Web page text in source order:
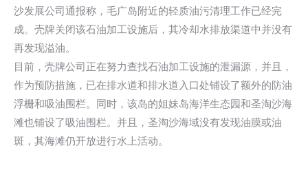
沙发展公司通报称，毛广岛附近的轻质油污清理工作已经完
成。壳牌关闭该石油加工设施后，其冷却水排放渠道中并没有
再发现溢油。
目前，壳牌公司正在努力查找石油加工设施的泄漏源，并且，
作为预防措施，已在排水道和排水道入口处铺设了额外的防油
浮栅和吸油围栏。同时，该岛的姐妹岛海洋生态园和圣淘沙海
滩也铺设了吸油围栏。并且，圣淘沙海域没有发现油膜或油
斑，其海滩仍开放进行水上活动。